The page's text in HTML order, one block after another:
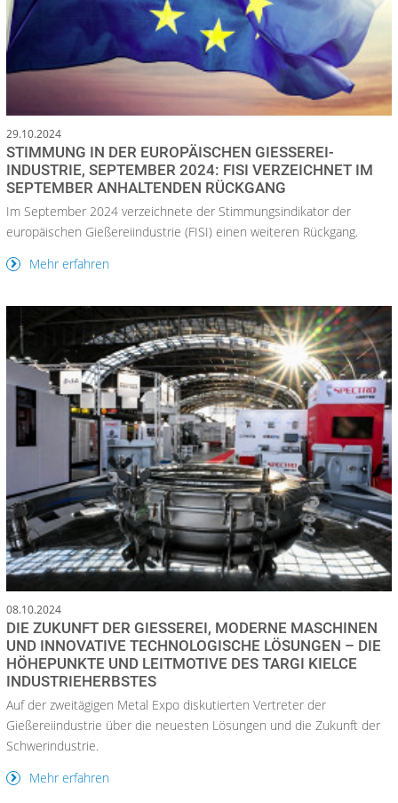
29.10.2024
STIMMUNG IN DER EUROPÄISCHEN GIESSEREI-I
NDUSTRIE, SEPTEMBER 2024: FISI VERZEICHNET IM S
EPTEMBER ANHALTENDEN RÜCKGANG
Im September 2024 verzeichnete der Stimmungsindikator der
europäischen Gießereiindustrie (FISI) einen weiteren Rückgang.
Mehr erfahren
08.10.2024
DIE ZUKUNFT DER GIESSEREI, MODERNE MASCHINEN U
ND INNOVATIVE TECHNOLOGISCHE LÖSUNGEN – DIE H
ÖHEPUNKTE UND LEITMOTIVE DES TARGI KIELCE I
NDUSTRIEHERBSTES
Auf der zweitägigen Metal Expo diskutierten Vertreter der
Gießereiindustrie über die neuesten Lösungen und die Zukunft der
Schwerindustrie.
Mehr erfahren